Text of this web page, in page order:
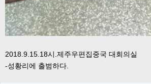
2018.9.15.18시.제주우편집중국 대회의실
-성황리에 출범하다.